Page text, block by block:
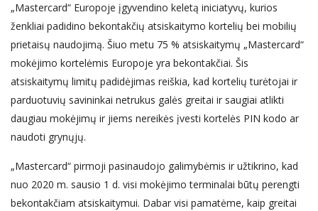
„Mastercard“ Europoje įgyvendino keletą iniciatyvų, kurios
ženkliai padidino bekontakčių atsiskaitymo kortelių bei mobilių
prietaisų naudojimą. Šiuo metu 75 % atsiskaitymų „Mastercard“
mokėjimo kortelėmis Europoje yra bekontakčiai. Šis
atsiskaitymų limitų padidėjimas reiškia, kad kortelių turėtojai ir
parduotuvių savininkai netrukus galės greitai ir saugiai atlikti
daugiau mokėjimų ir jiems nereikės įvesti kortelės PIN kodo ar
naudoti grynųjų.
„Mastercard“ pirmoji pasinaudojo galimybėmis ir užtikrino, kad
nuo 2020 m. sausio 1 d. visi mokėjimo terminalai būtų perengti
bekontakčiam atsiskaitymui. Dabar visi pamatėme, kaip greitai